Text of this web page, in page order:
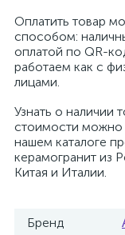
Оплатить товар
способом:
оплатой по QR-
работаем как с
лицами.
Узнать о наличии
стоимости можно
нашем каталоге
керамогранит из
Китая и Италии.
Бренд